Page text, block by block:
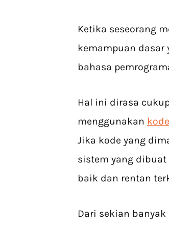
Ketika seseorang
kemampuan
bahasa
Hal ini dirasa
menggunakan
Jika kode yang
sistem yang
baik dan rentan
Dari sekian